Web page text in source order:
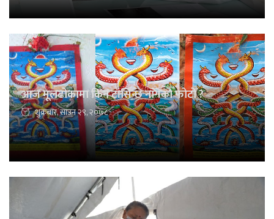
आज मूलढोकामा किन टाँसिन्छ नागको फोटो ?
शुक्रबार, साउन २९, २०७८